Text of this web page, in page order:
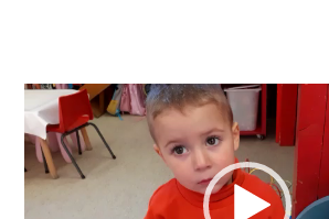
Lecteur
vidéo